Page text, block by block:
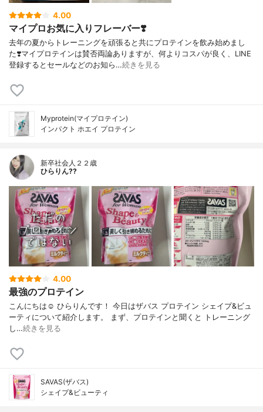
4.00
マイプロお気に入りフレーバー❣️
去年の夏からトレーニングを頑張ると共にプロテインを飲み始めまし
た❣️マイプロテインは賛否両論ありますが、何よりコスパが良く、LINE
登録するとセールなどのお知ら…続きを見る
Myprotein(マイプロテイン)
インパクト ホエイ プロテイン
新卒社会人２２歳
ひらりん??
4.00
最強のプロテイン
こんにちは☺️ ひらりんです！ 今日はザバス プロテイン シェイプ&ビュ
ーティについて紹介します。 まず、プロテインと聞くと トレーニング
し…続きを見る
SAVAS(ザバス)
シェイプ&ビューティ